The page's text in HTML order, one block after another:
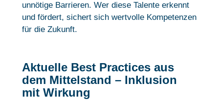
unnötige Barrieren. Wer diese Talente erkennt
und fördert, sichert sich wertvolle Kompetenzen
für die Zukunft.
Aktuelle Best Practices aus
dem Mittelstand – Inklusion
mit Wirkung